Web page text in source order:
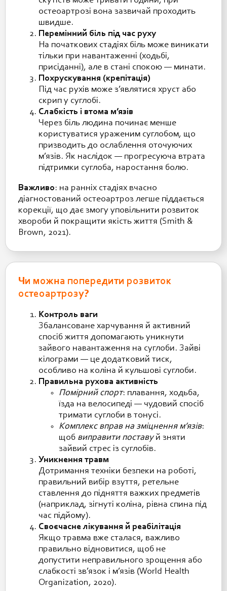
остеоартрозі вона зазвичай проходить
швидше.
Перемінний біль під час руху
На початкових стадіях біль може виникати
тільки при навантаженні (ходьбі,
присіданні), але в стані спокою — минати.
Похрускування (крепітація)
Під час рухів може з’являтися хруст або
скрип у суглобі.
Слабкість і втома м’язів
Через біль людина починає менше
користуватися ураженим суглобом, що
призводить до ослаблення оточуючих
м’язів. Як наслідок — прогресуюча втрата
підтримки суглоба, наростання болю.
Важливо: на ранніх стадіях вчасно
діагностований остеоартроз легше піддається
корекції, що дає змогу уповільнити розвиток
хвороби й покращити якість життя (Smith &
Brown, 2021).
Чи можна попередити розвиток
остеоартрозу?
Контроль ваги
Збалансоване харчування й активний
спосіб життя допомагають уникнути
зайвого навантаження на суглоби. Зайві
кілограми — це додатковий тиск,
особливо на коліна й кульшові суглоби.
Правильна рухова активність
Помірний спорт: плавання, ходьба,
їзда на велосипеді — чудовий спосіб
тримати суглоби в тонусі.
Комплекс вправ на зміцнення м’язів:
щоб виправити поставуй зняти
зайвий стрес із суглобів.
Уникнення травм
Дотримання техніки безпеки на роботі,
правильний вибір взуття, ретельне
ставлення до підняття важких предметів
(наприклад, зігнуті коліна, рівна спина під
час підйому).
Своєчасне лікування й реабілітація
Якщо травма вже сталася, важливо
правильно відновитися, щоб не
допустити неправильного зрощення або
слабкості зв’язок і м’язів (World Health
Organization, 2020).